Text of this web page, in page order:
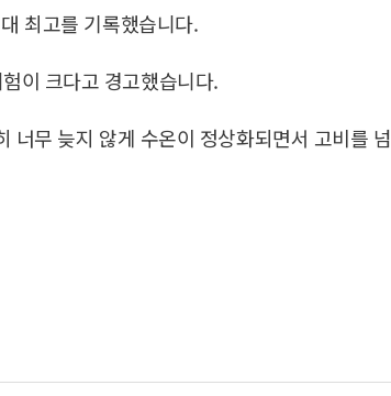
최고를 기록했습니다.
이 크다고 경고했습니다.
무 늦지 않게 수온이 정상화되면서 고비를